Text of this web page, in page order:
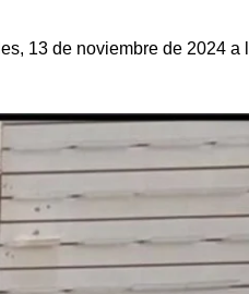
13 de noviembre de 2024 a